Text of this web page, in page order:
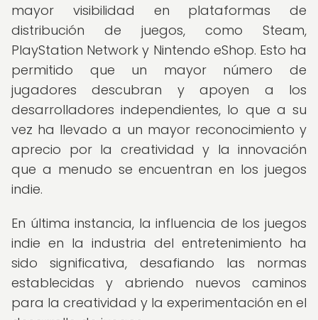
mayor visibilidad en plataformas de
distribución de juegos, como Steam,
PlayStation Network y Nintendo eShop. Esto ha
permitido que un mayor número de
jugadores descubran y apoyen a los
desarrolladores independientes, lo que a su
vez ha llevado a un mayor reconocimiento y
aprecio por la creatividad y la innovación
que a menudo se encuentran en los juegos
indie.
En última instancia, la influencia de los juegos
indie en la industria del entretenimiento ha
sido significativa, desafiando las normas
establecidas y abriendo nuevos caminos
para la creatividad y la experimentación en el